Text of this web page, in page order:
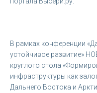
В рамках конференции
устойчивое развитие»
круглого стола
инфраструктуры как
Дальнего Востока и